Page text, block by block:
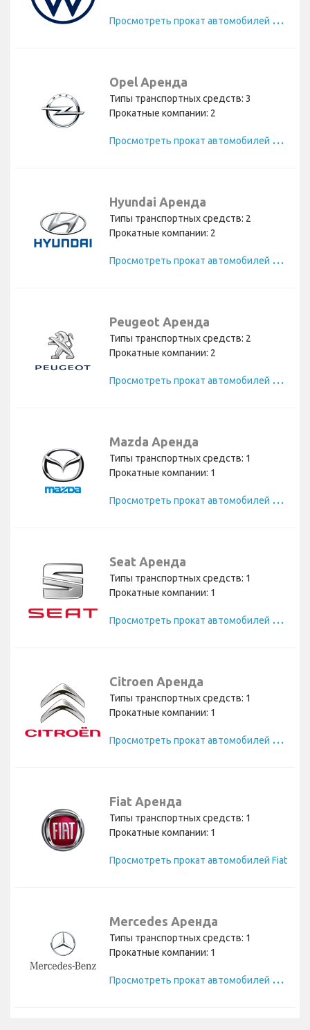
П
росмотреть прокат автомобилей Volkswagen
Opel Аренда
Типы транспортных средств: 3
Прокатные компании: 2
П
росмотреть прокат автомобилей Opel
Hyundai Аренда
Типы транспортных средств: 2
Прокатные компании: 2
П
росмотреть прокат автомобилей Hyundai
Peugeot Аренда
Типы транспортных средств: 2
Прокатные компании: 2
П
росмотреть прокат автомобилей Peugeot
Mazda Аренда
Типы транспортных средств: 1
Прокатные компании: 1
П
росмотреть прокат автомобилей Mazda
Seat Аренда
Типы транспортных средств: 1
Прокатные компании: 1
П
росмотреть прокат автомобилей Seat
Citroen Аренда
Типы транспортных средств: 1
Прокатные компании: 1
П
росмотреть прокат автомобилей Citroen
Fiat Аренда
Типы транспортных средств: 1
Прокатные компании: 1
Просмотреть прокат автомобилей Fiat
Mercedes Аренда
Типы транспортных средств: 1
Прокатные компании: 1
П
росмотреть прокат автомобилей Mercedes